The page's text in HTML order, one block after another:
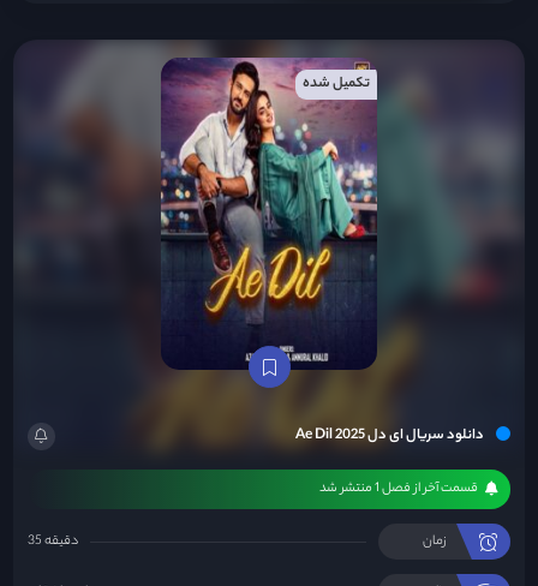
دانلود سریال ای دل Ae Dil 2025
قسمت آخر از فصل 1 منتشر شد
زمان 35 دقیقه
تکمیل شده